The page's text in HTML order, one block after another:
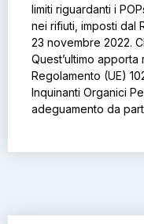
limiti riguardanti i
nei rifiuti, imposti dal
23 novembre 2022.
Quest’ultimo
Regolamento (UE)
Inquinanti Organici
adeguamento da